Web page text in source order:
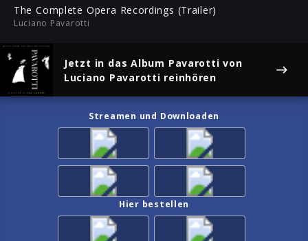
The Complete Opera Recordings (Trailer)
Luciano Pavarotti
Jetzt in das Album Pavarotti von
Luciano Pavarotti reinhören
Streamen und Downloaden
Hier bestellen